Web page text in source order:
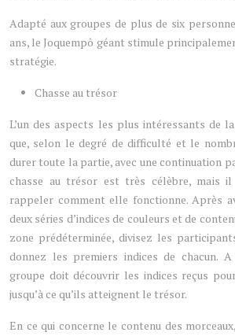
Adapté aux groupes de plus de six
ans, le Joquempô géant stimule
stratégie.
Chasse au trésor
L’un des aspects les plus intéressants de
que, selon le degré de difficulté et le
durer toute la partie, avec une continuation
chasse au trésor est très célèbre, mais
rappeler comment elle fonctionne. Après
deux séries d’indices de couleurs et de
zone prédéterminée, divisez les
donnez les premiers indices de chacun.
groupe doit découvrir les indices reçus
jusqu’à ce qu’ils atteignent le trésor.
En ce qui concerne le contenu des